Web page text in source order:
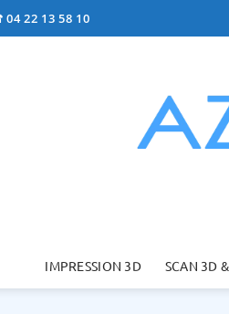
22 13 58 10
IMPRESSION 3D SCAN 3D